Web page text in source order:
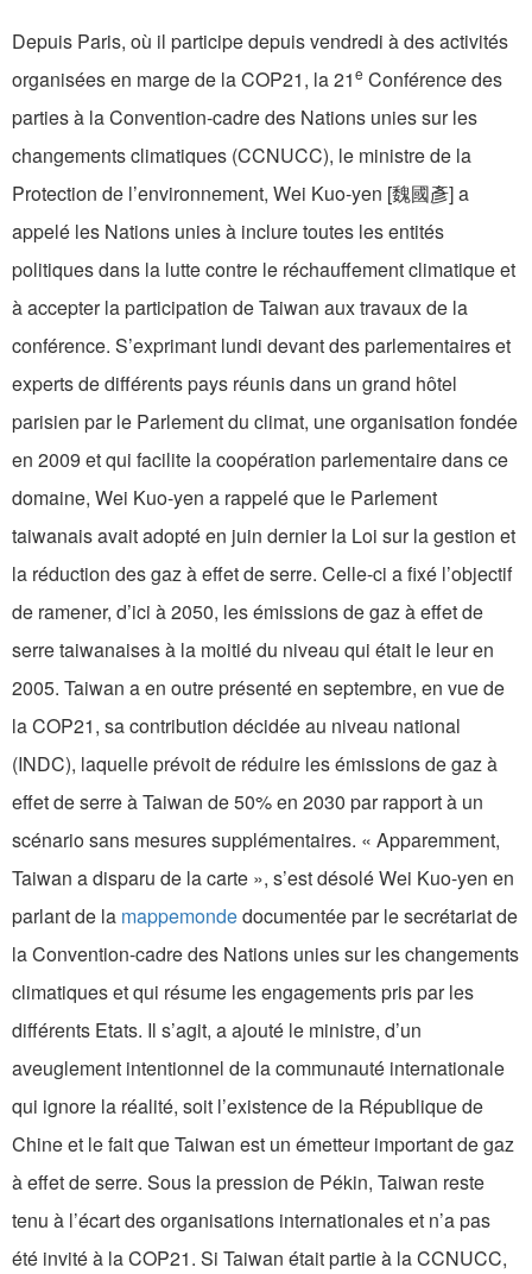
Depuis Paris, où il participe depuis vendredi à des activités
organisées en marge de la COP21, la 21e Conférence des
parties à la Convention-cadre des Nations unies sur les
changements climatiques (CCNUCC), le ministre de la
Protection de l’environnement, Wei Kuo-yen [魏國彥] a
appelé les Nations unies à inclure toutes les entités
politiques dans la lutte contre le réchauffement climatique et
à accepter la participation de Taiwan aux travaux de la
conférence. S’exprimant lundi devant des parlementaires et
experts de différents pays réunis dans un grand hôtel
parisien par le Parlement du climat, une organisation fondée
en 2009 et qui facilite la coopération parlementaire dans ce
domaine, Wei Kuo-yen a rappelé que le Parlement
taiwanais avait adopté en juin dernier la Loi sur la gestion et
la réduction des gaz à effet de serre. Celle-ci a fixé l’objectif
de ramener, d’ici à 2050, les émissions de gaz à effet de
serre taiwanaises à la moitié du niveau qui était le leur en
2005. Taiwan a en outre présenté en septembre, en vue de
la COP21, sa contribution décidée au niveau national
(INDC), laquelle prévoit de réduire les émissions de gaz à
effet de serre à Taiwan de 50% en 2030 par rapport à un
scénario sans mesures supplémentaires. « Apparemment,
Taiwan a disparu de la carte », s’est désolé Wei Kuo-yen en
parlant de la mappemondedocumentée par le secrétariat de
la Convention-cadre des Nations unies sur les changements
climatiques et qui résume les engagements pris par les
différents Etats. Il s’agit, a ajouté le ministre, d’un
aveuglement intentionnel de la communauté internationale
qui ignore la réalité, soit l’existence de la République de
Chine et le fait que Taiwan est un émetteur important de gaz
à effet de serre. Sous la pression de Pékin, Taiwan reste
tenu à l’écart des organisations internationales et n’a pas
été invité à la COP21. Si Taiwan était partie à la CCNUCC,